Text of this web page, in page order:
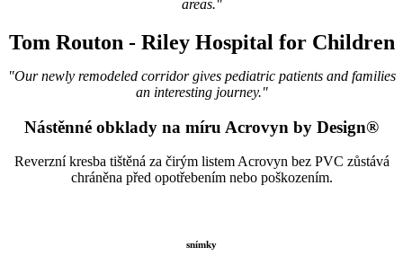
areas."
Tom Routon - Riley Hospital for Children
"Our newly remodeled corridor gives pediatric patients and families
an interesting journey."
Nástěnné obklady na míru Acrovyn by Design®
Reverzní kresba tištěná za čirým listem Acrovyn bez PVC zůstává
chráněna před opotřebením nebo poškozením.
snímky